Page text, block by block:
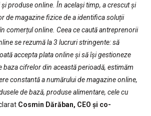
produse online. În același timp, a crescut și
de magazine fizice de a identifica soluții
comerțul online. Ceea ce caută antreprenorii
se rezumă la 3 lucruri stringente: să
accepta plata online și să își gestioneze
baza cifrelor din această perioadă, estimăm
constantă a numărului de magazine online,
de bază, produse alimentare, cele cu
Cosmin Dărăban, CEO și co-